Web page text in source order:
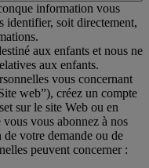
information vous
identifier, soit directement,
aux enfants et nous ne
aux enfants.
vous concernant
web”), créez un compte
sur le site Web ou en
vous abonnez à nos
votre demande ou de
peuvent concerner :